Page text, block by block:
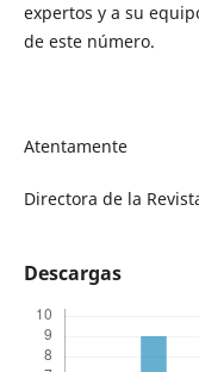
expertos y a su
de este número.
Atentamente
Directora de la
Descargas